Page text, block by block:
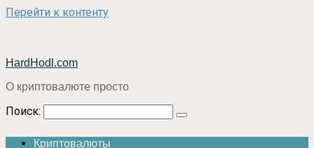
Перейти к контенту
HardHodl.com
О криптовалюте просто
Поиск:
Криптовалюты